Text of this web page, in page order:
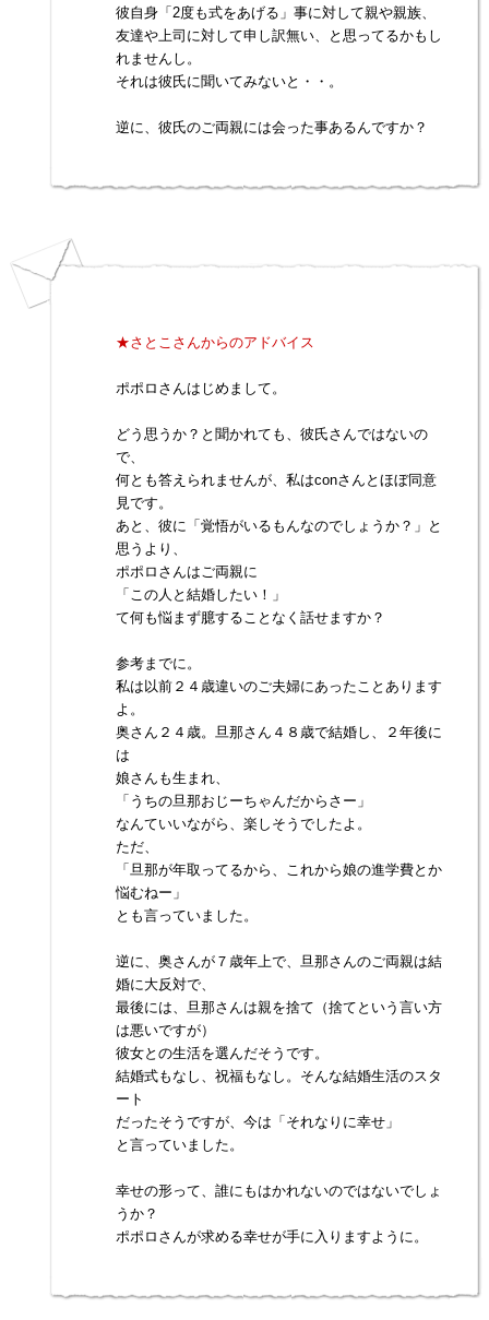
彼自身「2度も式をあげる」事に対して親や親族、
友達や上司に対して申し訳無い、と思ってるかもし
れませんし。
それは彼氏に聞いてみないと・・。
逆に、彼氏のご両親には会った事あるんですか？
★さとこさんからのアドバイス
ポポロさんはじめまして。
どう思うか？と聞かれても、彼氏さんではないの
で、
何とも答えられませんが、私はconさんとほぼ同意
見です。
あと、彼に「覚悟がいるもんなのでしょうか？」と
思うより、
ポポロさんはご両親に
「この人と結婚したい！」
て何も悩まず臆することなく話せますか？
参考までに。
私は以前２４歳違いのご夫婦にあったことあります
よ。
奥さん２４歳。旦那さん４８歳で結婚し、２年後に
は
娘さんも生まれ、
「うちの旦那おじーちゃんだからさー」
なんていいながら、楽しそうでしたよ。
ただ、
「旦那が年取ってるから、これから娘の進学費とか
悩むねー」
とも言っていました。
逆に、奥さんが７歳年上で、旦那さんのご両親は結
婚に大反対で、
最後には、旦那さんは親を捨て（捨てという言い方
は悪いですが）
彼女との生活を選んだそうです。
結婚式もなし、祝福もなし。そんな結婚生活のスタ
ート
だったそうですが、今は「それなりに幸せ」
と言っていました。
幸せの形って、誰にもはかれないのではないでしょ
うか？
ポポロさんが求める幸せが手に入りますように。